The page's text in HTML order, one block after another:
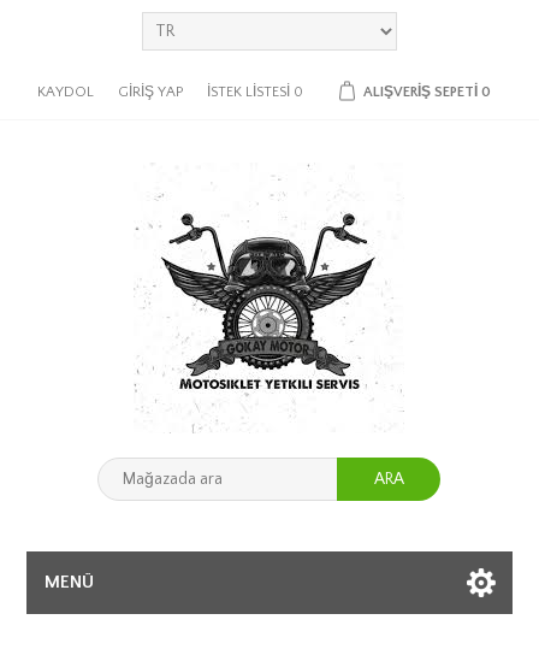
KAYDOL GIRIŞ YAP İSTEK LISTESI 0 ALIŞVERIŞ SEPETI 0
ARA
MENÜ